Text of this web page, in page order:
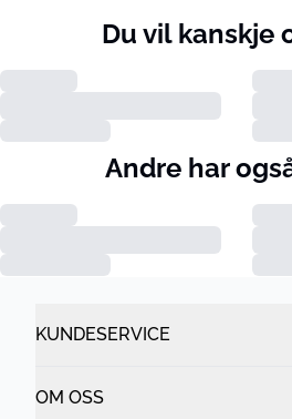
Du vil kanskje
Andre har
KUNDESERVICE
OM OSS